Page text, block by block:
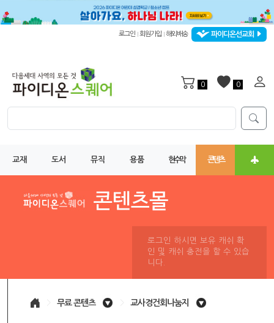
로그인 회원가입 해외배송 파이디온선교회
0 0
교재 도서 뮤직 용품 현수막 콘텐츠
로그인 하시면 보유 캐쉬 확
인 및 캐쉬 충전을 할 수 있습
니다.
무료 콘텐츠 교사경건회나눔지